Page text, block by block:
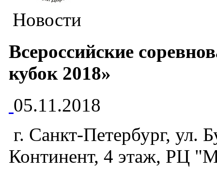
Новости
Всероссийские
кубок 2018»
05.11.2018
г. Санкт-Петербург, ул.
Континент, 4 этаж, РЦ